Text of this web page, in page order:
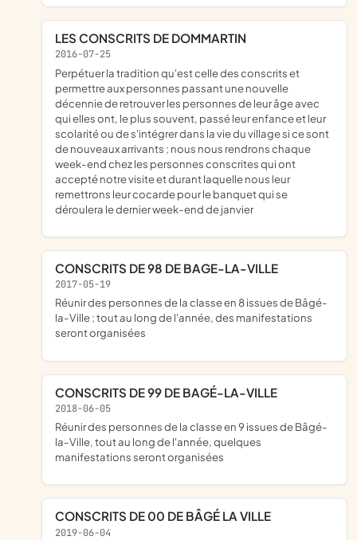
LES CONSCRITS DE DOMMARTIN
2016-07-25
perpétuer la tradition qu'est celle des conscrits et
permettre aux personnes passant une nouvelle
décennie de retrouver les personnes de leur âge avec
qui elles ont, le plus souvent, passé leur enfance et leur
scolarité ou de s'intégrer dans la vie du village si ce sont
de nouveaux arrivants ; nous nous rendrons chaque
week-end chez les personnes conscrites qui ont
accepté notre visite et durant laquelle nous leur
remettrons leur cocarde pour le banquet qui se
déroulera le dernier week-end de janvier
CONSCRITS DE 98 DE BAGE-LA-VILLE
2017-05-19
réunir des personnes de la classe en 8 issues de Bâgé-
la-Ville ; tout au long de l'année, des manifestations
seront organisées
CONSCRITS DE 99 DE BAGÉ-LA-VILLE
2018-06-05
réunir des personnes de la classe en 9 issues de Bâgé-
la-Ville, tout au long de l'année, quelques
manifestations seront organisées
CONSCRITS DE 00 DE BÂGÉ LA VILLE
2019-06-04